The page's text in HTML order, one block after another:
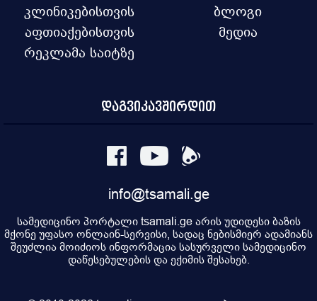
კლინიკებისთვის
აფთიაქებისთვის
რეკლამა საიტზე
ბლოგი
მედია
დაგვიკავშირდით
info@tsamali.ge
სამედიცინო პორტალი tsamali.ge არის უდიდესი ბაზის
მქონე უფასო ონლაინ-სერვისი, სადაც ნებისმიერ ადამიანს
შეუძლია მოიძიოს ინფორმაცია სასურველი სამედიცინო
დაწესებულების და ექიმის შესახებ.